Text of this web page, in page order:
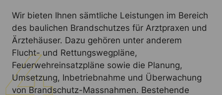
Wir bieten Ihnen sämtliche Leistungen im Bereich
des baulichen Brandschutzes für Arztpraxen und
Ärztehäuser. Dazu gehören unter anderem
Flucht- und Rettungswegpläne,
Feuerwehreinsatzpläne sowie die Planung,
Umsetzung, Inbetriebnahme und Überwachung
von Brandschutz-Massnahmen. Bestehende